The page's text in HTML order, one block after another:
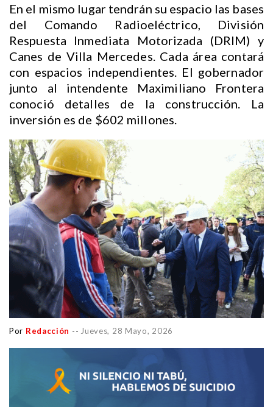
En el mismo lugar tendrán su espacio las bases
del Comando Radioeléctrico, División
Respuesta Inmediata Motorizada (DRIM) y
Canes de Villa Mercedes. Cada área contará
con espacios independientes. El gobernador
junto al intendente Maximiliano Frontera
conoció detalles de la construcción. La
inversión es de $602 millones.
Por Redacción -- Jueves, 28 Mayo, 2026